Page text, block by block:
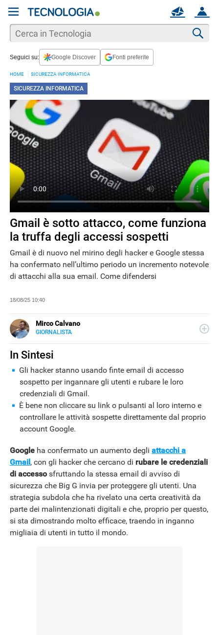
ACCOUNT
MAIL
NEWS
Seguici su: Google Discover Fonti preferite
HOME SICUREZZA INFORMATICA
SICUREZZA INFORMATICA
Gmail è sotto attacco, come funziona
la truffa degli accessi sospetti
Gmail è di nuovo nel mirino degli hacker e Google stessa
ha confermato nell’ultimo periodo un incremento notevole
di attacchi alla sua email. Come difendersi
18/08/25 10:40
Mirco Calvano
GIORNALISTA
2019, ha lavorato per il web e per la carta stampata
occupandosi di musica, cultura, lifestyle e tecnologia.
In Sintesi
Gli hacker stanno usando finte email di accesso
sospetto per ingannare gli utenti e rubare le loro
credenziali di Gmail.
È bene non cliccare su link o pulsanti al loro interno e
controllare le attività sospette direttamente dal proprio
account Google.
Google ha confermato un aumento degli attacchi a
Gmail, con gli hacker che cercano di rubare le credenziali
di accessosfruttando la stessa email di avviso di
sicurezza che Big G invia per proteggere gli utenti. Una
strategia subdola che ha rivelato una certa creatività da
parte dei malintenzionati digitali e che, proprio per questo,
si sta dimostrando molto efficace, traendo in inganno
migliaia di utenti in tutto il mondo.